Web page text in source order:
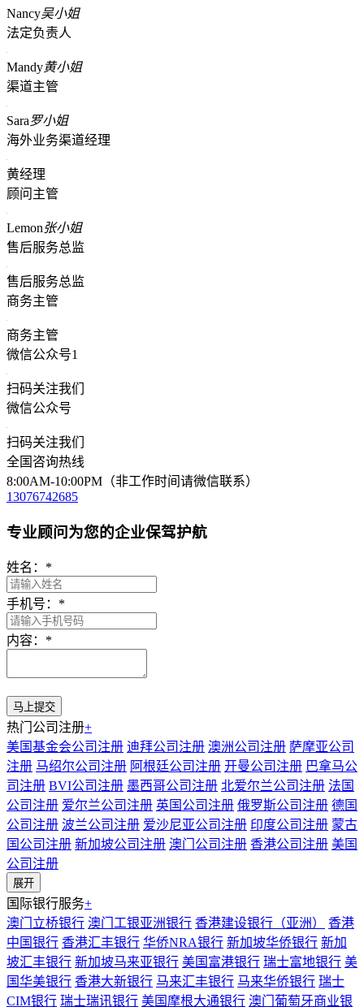
Nancy吴小姐
法定负责人
Mandy黄小姐
渠道主管
Sara罗小姐
海外业务渠道经理
黄经理
顾问主管
Lemon张小姐
售后服务总监
售后服务总监
商务主管
商务主管
微信公众号1
扫码关注我们
微信公众号
扫码关注我们
全国咨询热线
8:00AM-10:00PM（非工作时间请微信联系）
13076742685
专业顾问为您的企业保驾护航
姓名： *
手机号： *
内容： *
热门公司注册+
美国基金会公司注册 迪拜公司注册 澳洲公司注册 萨摩亚公司
注册 马绍尔公司注册 阿根廷公司注册 开曼公司注册 巴拿马公
司注册 BVI公司注册 墨西哥公司注册 北爱尔兰公司注册 法国
公司注册 爱尔兰公司注册 英国公司注册 俄罗斯公司注册 德国
公司注册 波兰公司注册 爱沙尼亚公司注册 印度公司注册 蒙古
国公司注册 新加坡公司注册 澳门公司注册 香港公司注册 美国
公司注册
展开
国际银行服务+
澳门立桥银行 澳门工银亚洲银行 香港建设银行（亚洲）
香港
中国银行 香港汇丰银行 华侨NRA银行 新加坡华侨银行 新加
坡汇丰银行 新加坡马来亚银行 美国富港银行 瑞士富地银行 美
国华美银行 香港大新银行 马来汇丰银行 马来华侨银行 瑞士
CIM银行 瑞士瑞讯银行 美国摩根大通银行 澳门葡萄牙商业银